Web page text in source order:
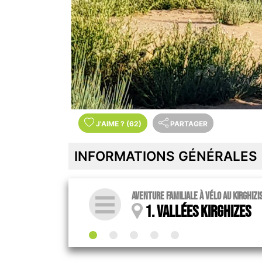
J'AIME ? (62) PARTAGER
INFORMATIONS GÉNÉRALES
Aventure familiale à vélo au
1. Vallées kirghizes